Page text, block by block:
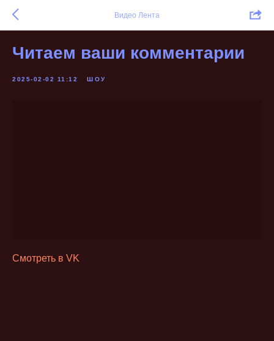
Видео Лента
Читаем ваши комментарии
2025-02-02 11:12 ШОУ
Смотреть в VK